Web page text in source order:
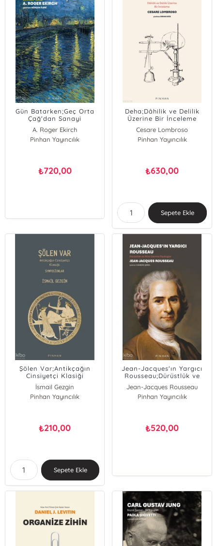
Gün Batarken;Geç Orta
Çağ'dan Sanayi
Devrimine Gecenin Tarihi
A. Roger Ekirch
Pinhan Yayıncılık
₺720,00
Deha;Dâhilik ve Delilik
Üzerine Bir İnceleme
Cesare Lombroso
Pinhan Yayıncılık
₺630,00
Sepete Ekle
Şölen Var;Antikçağın
Cinsiyetçi Klasiği
Symposionlar
İsmail Gezgin
Pinhan Yayıncılık
₺210,00
Sepete Ekle
Jean-Jacques'ın Yargıcı
Rousseau;Dürüstlük ve
Jean-Jacques Rousseau
Pinhan Yayıncılık
₺520,00